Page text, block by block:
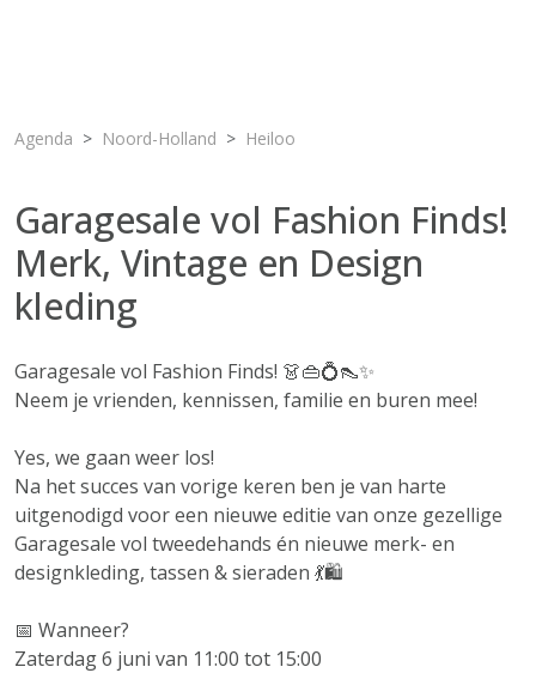
Agenda Noord-Holland Heiloo
Garagesale vol Fashion Finds!
Merk, Vintage en Design
kleding
Garagesale vol Fashion Finds! 👗👜💍👠✨
Neem je vrienden, kennissen, familie en buren mee!
Yes, we gaan weer los!
Na het succes van vorige keren ben je van harte
uitgenodigd voor een nieuwe editie van onze gezellige
Garagesale vol tweedehands én nieuwe merk- en
designkleding, tassen & sieraden 💃🛍️
📅 Wanneer?
Zaterdag 6 juni van 11:00 tot 15:00